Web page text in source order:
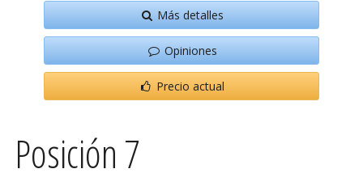
Más detalles
Opiniones
Precio actual
Posición 7